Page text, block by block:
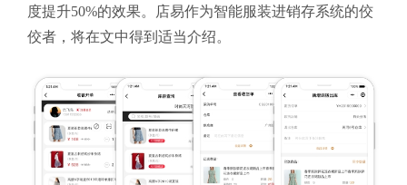
度提升50%的效果。店易作为智能服装进销存系统的佼
佼者，将在文中得到适当介绍。